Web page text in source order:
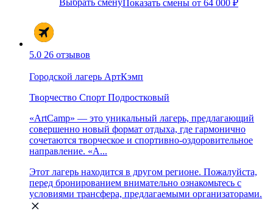
Показать смены от 64 000 ₽
5.0 26 отзывов
Городской лагерь АртКэмп
Творчество Спорт Подростковый
«ArtCamp» — это уникальный лагерь, предлагающий
совершенно новый формат отдыха, где гармонично
сочетаются творческое и спортивно-оздоровительное
направление. «A...
Этот лагерь находится в другом регионе. Пожалуйста,
перед бронированием внимательно ознакомьтесь с
условиями трансфера, предлагаемыми организаторами.